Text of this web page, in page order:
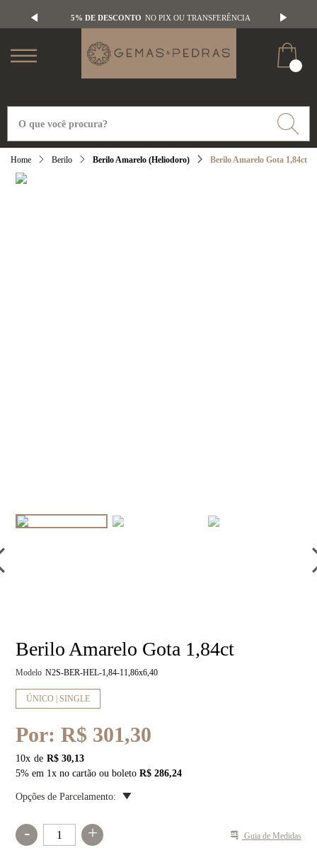
5% DE DESCONTO NO PIX OU TRANSFERÊNCIA
Berilo Berilo Amarelo (Heliodoro) Berilo Amarelo Gota 1,84ct
Berilo Amarelo Gota 1,84ct
Modelo N2S-BER-HEL-1,84-11,86x6,40
ÚNICO | SINGLE
Por:R$ 301,30
10x
R$ 30,13
5% em 1x no cartão ou boletoR$ 286,24
Opções de Parcelamento:
- + Guia de Medidas